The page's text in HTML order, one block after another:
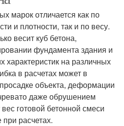
марок отличается как по
и плотности, так и по весу.
весит куб бетона,
фундамента здания и
характеристик на различных
в расчетах может в
объекта, деформации
даже обрушением
готовой бетонной смеси
расчетах.